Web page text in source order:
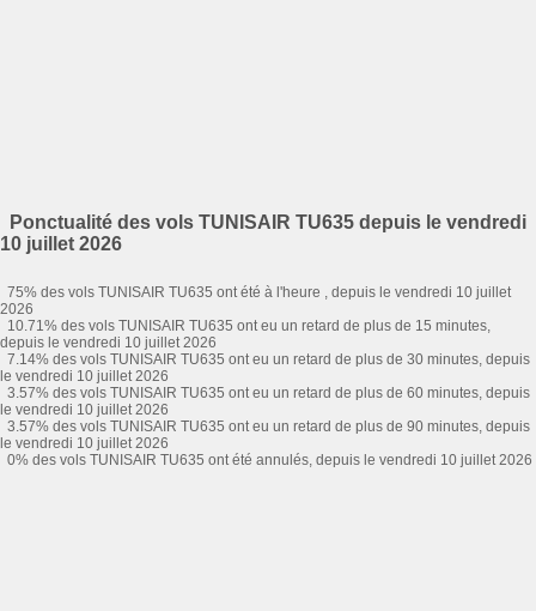
Ponctualité des vols TUNISAIR TU635 depuis le vendredi
10 juillet 2026
75% des vols TUNISAIR TU635 ont été à l'heure , depuis le vendredi 10 juillet
2026
10.71% des vols TUNISAIR TU635 ont eu un retard de plus de 15 minutes,
depuis le vendredi 10 juillet 2026
7.14% des vols TUNISAIR TU635 ont eu un retard de plus de 30 minutes, depuis
le vendredi 10 juillet 2026
3.57% des vols TUNISAIR TU635 ont eu un retard de plus de 60 minutes, depuis
le vendredi 10 juillet 2026
3.57% des vols TUNISAIR TU635 ont eu un retard de plus de 90 minutes, depuis
le vendredi 10 juillet 2026
0% des vols TUNISAIR TU635 ont été annulés, depuis le vendredi 10 juillet 2026